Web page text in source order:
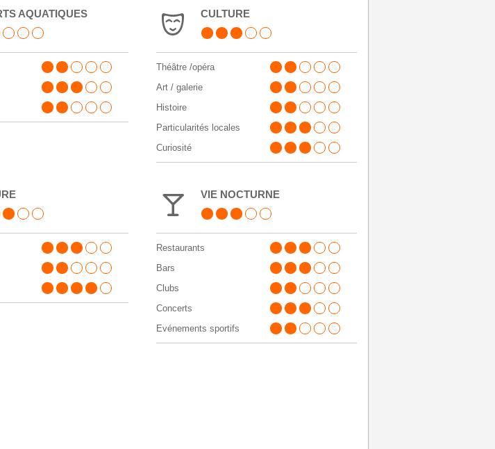
AQUATIQUES CULTURE
Théâtre /opéra
Art / galerie
Histoire
Particularités locales
Curiosité
VIE NOCTURNE
Restaurants
Bars
Clubs
Concerts
Evénements sportifs